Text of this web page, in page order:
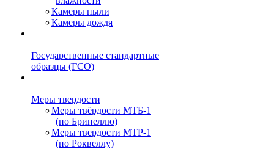
Камеры пыли
Камеры дождя
Государственные стандартные
образцы (ГСО)
Меры твердости
Меры твёрдости МТБ-1
(по Бринеллю)
Меры твердости МТР-1
(по Роквеллу)